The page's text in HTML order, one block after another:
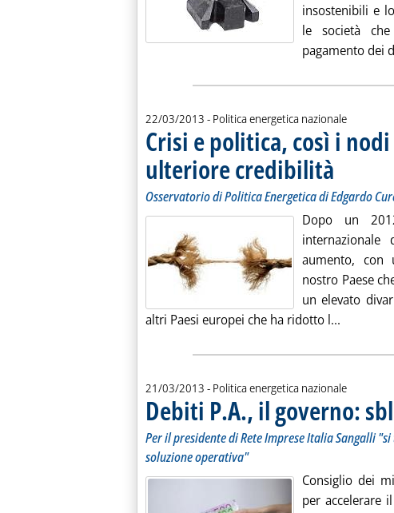
insostenibili e
le società
pagamento dei
22/03/2013 - Politica energetica nazionale
Crisi e politica, così i
ulteriore credibilità . Sottotitolo:
. Pubblicata
Osservatorio di Politica Energetica di Edgardo
Dopo un
aumento, con
nostro Paese
un elevato
altri Paesi europei che ha ridotto l... Leggi
21/03/2013 - Politica energetica nazionale
Debiti P.A., il governo:
Per il presidente di Rete Imprese Italia Sangalli
soluzione operativa"
Consiglio dei
per accelerare